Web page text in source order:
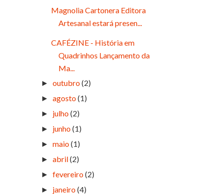
Magnolia Cartonera Editora
Artesanal estará presen...
CAFÉZINE - História em
Quadrinhos Lançamento da
Ma...
►outubro(2)
►agosto(1)
► julho(2)
► junho(1)
►maio(1)
►abril(2)
►fevereiro(2)
► janeiro(4)